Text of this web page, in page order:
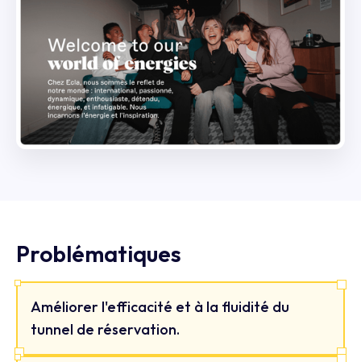
Problématiques
Améliorer l'efficacité et à la fluidité du
tunnel de réservation.